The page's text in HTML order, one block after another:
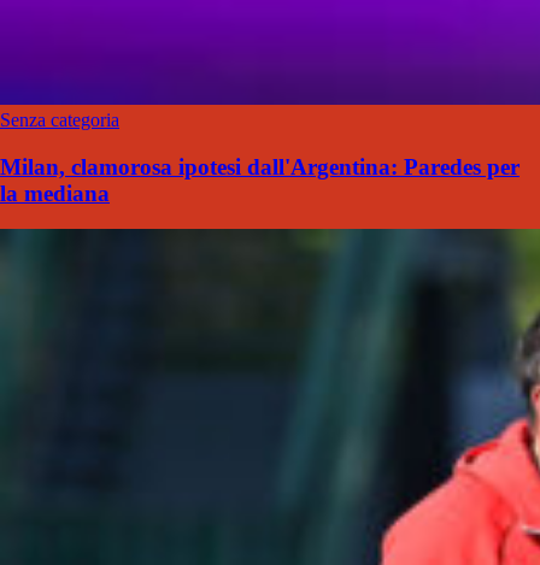
Senza categoria
Milan, clamorosa ipotesi dall'Argentina: Paredes per
la mediana